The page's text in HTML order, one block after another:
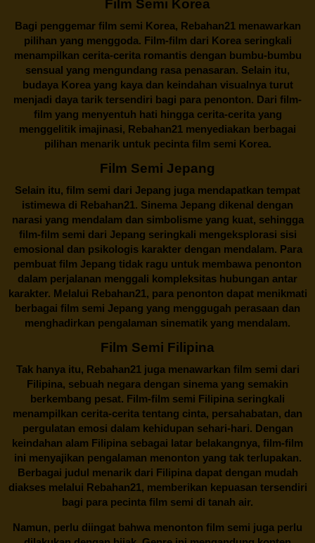
Film Semi Korea
Bagi penggemar film semi Korea, Rebahan21menawarkan
pilihan yang menggoda. Film-film dari Korea seringkali
menampilkan cerita-cerita romantis dengan bumbu-bumbu
sensual yang mengundang rasa penasaran. Selain itu,
budaya Korea yang kaya dan keindahan visualnya turut
menjadi daya tarik tersendiri bagi para penonton. Dari film-
film yang menyentuh hati hingga cerita-cerita yang
menggelitik imajinasi, Rebahan21 menyediakan berbagai
pilihan menarik untuk pecinta film semi Korea.
Film Semi Jepang
Selain itu, film semi dari Jepang juga mendapatkan tempat
istimewa di Rebahan21. Sinema Jepang dikenal dengan
narasi yang mendalam dan simbolisme yang kuat, sehingga
film-film semi dari Jepang seringkali mengeksplorasi sisi
emosional dan psikologis karakter dengan mendalam. Para
pembuat film Jepang tidak ragu untuk membawa penonton
dalam perjalanan menggali kompleksitas hubungan antar
karakter. Melalui Rebahan21, para penonton dapat menikmati
berbagai film semi Jepang yang menggugah perasaan dan
menghadirkan pengalaman sinematik yang mendalam.
Film Semi Filipina
Tak hanya itu, Rebahan21juga menawarkan film semi dari
Filipina, sebuah negara dengan sinema yang semakin
berkembang pesat. Film-film semi Filipina seringkali
menampilkan cerita-cerita tentang cinta, persahabatan, dan
pergulatan emosi dalam kehidupan sehari-hari. Dengan
keindahan alam Filipina sebagai latar belakangnya, film-film
ini menyajikan pengalaman menonton yang tak terlupakan.
Berbagai judul menarik dari Filipina dapat dengan mudah
diakses melalui Rebahan21, memberikan kepuasan tersendiri
bagi para pecinta film semi di tanah air.
Namun, perlu diingat bahwa menonton film semi juga perlu